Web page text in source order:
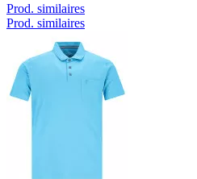
Prod. similaires
Prod. similaires